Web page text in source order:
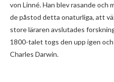
von Linné. Han blev rasande och
de påstod detta onaturliga, att
store läraren avslutades
1800-talet togs den upp igen
Charles Darwin.